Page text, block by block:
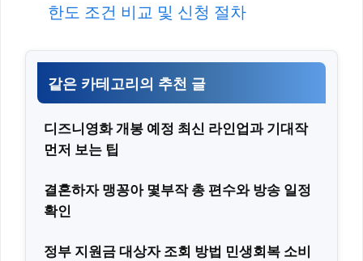
한도 조건 비교 및 신청 절차
같은 카테고리의 추천 글
디즈니영화 개봉 예정 최신 라인업과 기대작
먼저 보는 팁
결혼하자 맹꽁아 몇부작 총 편수와 방송 일정
확인
정부 지원금 대상자 조회 방법 민생회복 소비